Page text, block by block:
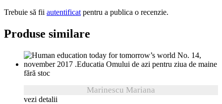
Trebuie să fii autentificat pentru a publica o recenzie.
Produse similare
fără stoc
Marinescu Mariana
vezi detalii